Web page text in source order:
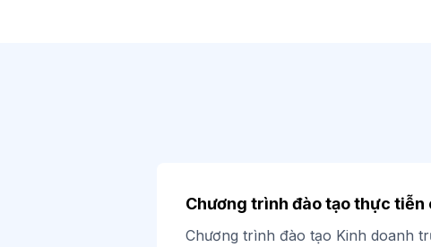
Chương trình đào tạo thực tiễn
Chương trình đào tạo Kinh doanh